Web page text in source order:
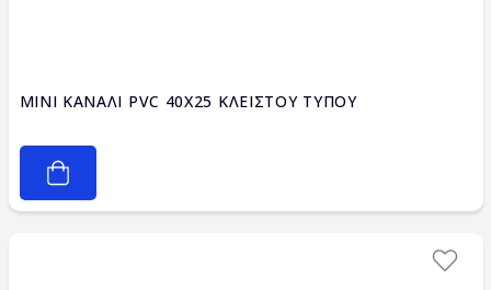
MINI ΚΑΝΑΛΙ PVC 40X25 ΚΛΕΙΣΤΟΥ ΤΥΠΟΥ